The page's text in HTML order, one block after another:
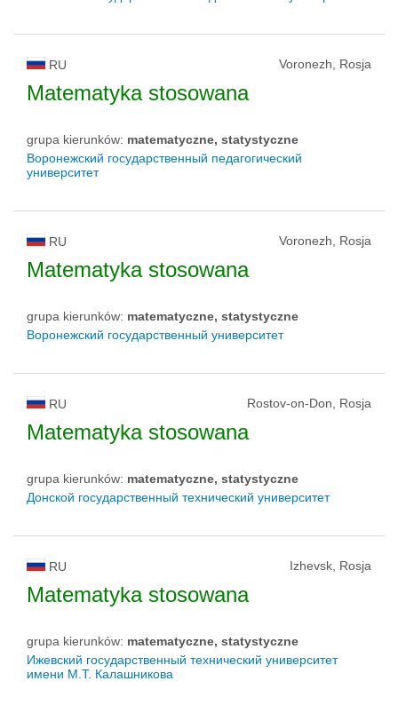
RU Voronezh, Rosja
Matematyka stosowana
grupa kierunków: matematyczne, statystyczne
Воронежский государственный педагогический
университет
RU Voronezh, Rosja
Matematyka stosowana
grupa kierunków: matematyczne, statystyczne
Воронежский государственный университет
RU Rostov-on-Don, Rosja
Matematyka stosowana
grupa kierunków: matematyczne, statystyczne
Донской государственный технический университет
RU Izhevsk, Rosja
Matematyka stosowana
grupa kierunków: matematyczne, statystyczne
Ижевский государственный технический университет
имени М.Т. Калашникова